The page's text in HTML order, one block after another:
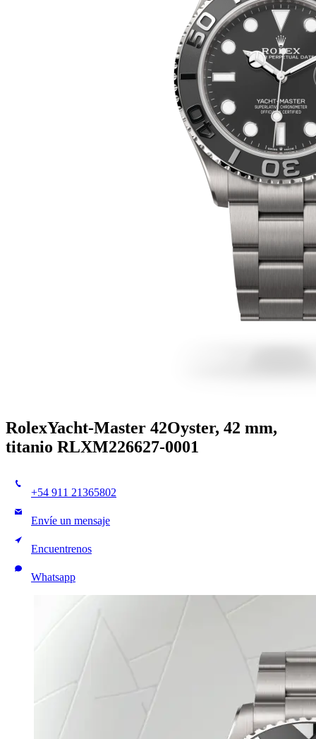
RolexYacht-Master 42Oyster, 42 mm,
titanio RLXM226627-0001
+54 911 21365802
Envíe un mensaje
Encuentrenos
Whatsapp